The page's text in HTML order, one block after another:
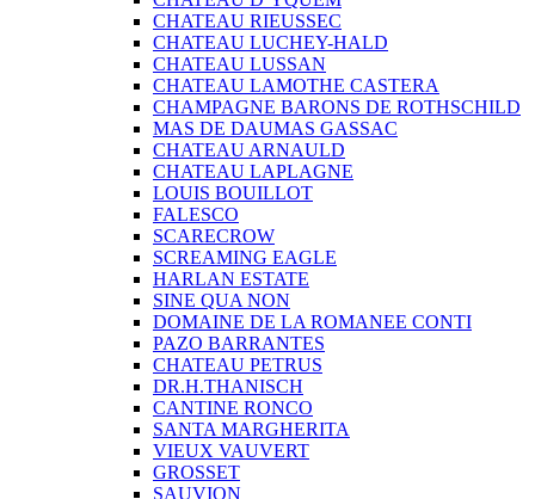
CHATEAU RIEUSSEC
CHATEAU LUCHEY-HALD
CHATEAU LUSSAN
CHATEAU LAMOTHE CASTERA
CHAMPAGNE BARONS DE ROTHSCHILD
MAS DE DAUMAS GASSAC
CHATEAU ARNAULD
CHATEAU LAPLAGNE
LOUIS BOUILLOT
FALESCO
SCARECROW
SCREAMING EAGLE
HARLAN ESTATE
SINE QUA NON
DOMAINE DE LA ROMANEE CONTI
PAZO BARRANTES
CHATEAU PETRUS
DR.H.THANISCH
CANTINE RONCO
SANTA MARGHERITA
VIEUX VAUVERT
GROSSET
SAUVION